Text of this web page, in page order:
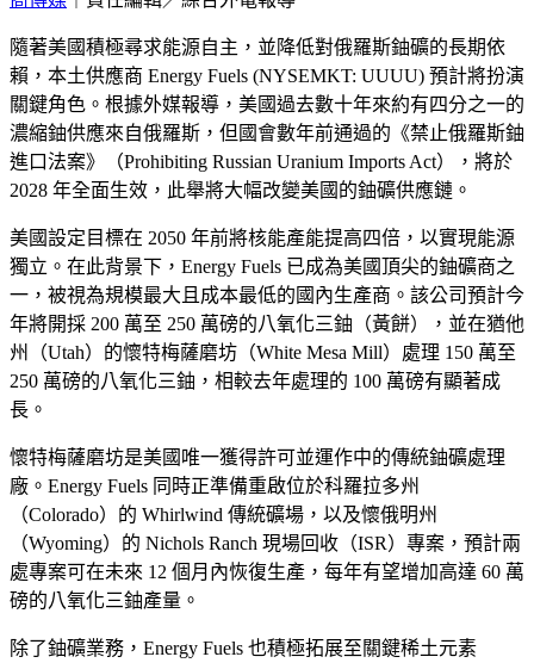
隨著美國積極尋求能源自主，並降低對俄羅斯鈾礦的長期依
賴，本土供應商 Energy Fuels (NYSEMKT: UUUU) 預計將扮演
關鍵角色。根據外媒報導，美國過去數十年來約有四分之一的
濃縮鈾供應來自俄羅斯，但國會數年前通過的《禁止俄羅斯鈾
進口法案》（Prohibiting Russian Uranium Imports Act），將於
2028 年全面生效，此舉將大幅改變美國的鈾礦供應鏈。
美國設定目標在 2050 年前將核能產能提高四倍，以實現能源
獨立。在此背景下，Energy Fuels 已成為美國頂尖的鈾礦商之
一，被視為規模最大且成本最低的國內生產商。該公司預計今
年將開採 200 萬至 250 萬磅的八氧化三鈾（黃餅），並在猶他
州（Utah）的懷特梅薩磨坊（White Mesa Mill）處理 150 萬至
250 萬磅的八氧化三鈾，相較去年處理的 100 萬磅有顯著成
長。
懷特梅薩磨坊是美國唯一獲得許可並運作中的傳統鈾礦處理
廠。Energy Fuels 同時正準備重啟位於科羅拉多州
（Colorado）的 Whirlwind 傳統礦場，以及懷俄明州
（Wyoming）的 Nichols Ranch 現場回收（ISR）專案，預計兩
處專案可在未來 12 個月內恢復生產，每年有望增加高達 60 萬
磅的八氧化三鈾產量。
除了鈾礦業務，Energy Fuels 也積極拓展至關鍵稀土元素